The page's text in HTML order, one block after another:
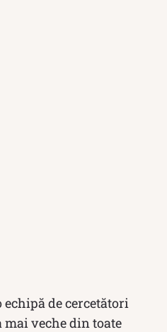
echipă de cercetători
veche din toate